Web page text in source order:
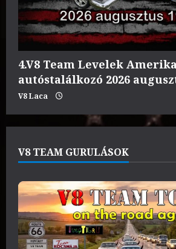
4.V8 Team Levelek
autóstalálkozó 2026
V8 Laca
V8 TEAM GURULÁSOK